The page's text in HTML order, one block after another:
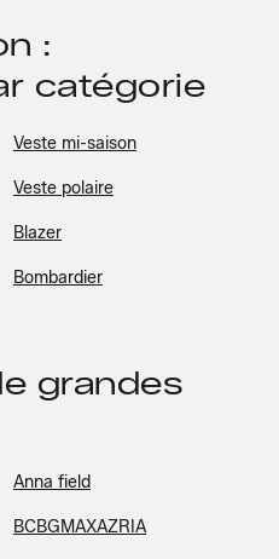
:
catégorie
Veste mi-saison
Veste polaire
Blazer
Bombardier
grandes
Anna field
BCBGMAXAZRIA